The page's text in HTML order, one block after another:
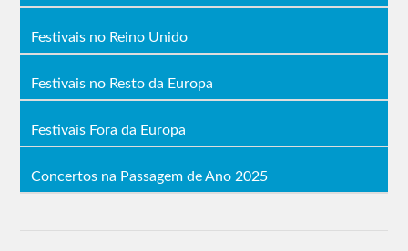
Festivais no Reino Unido
Festivais no Resto da Europa
Festivais Fora da Europa
Concertos na Passagem de Ano 2025